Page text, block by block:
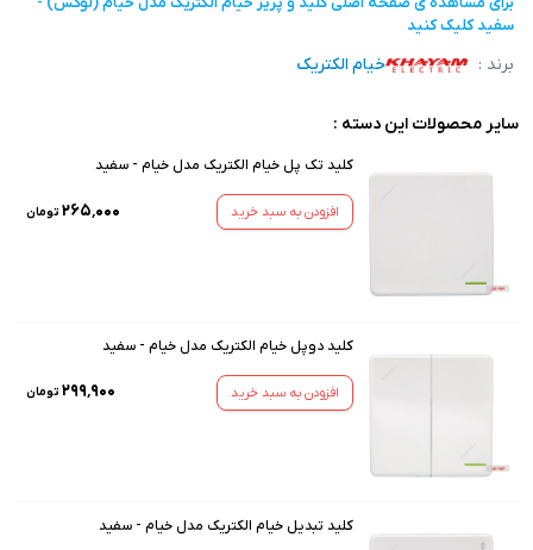
سفیدکلیک کنید
برند : خیام الکتریک
سایر محصولات این دسته :
کلید تک پل خیام الکتریک مدل خیام - سفید
افزودن به سبد خرید ۲۶۵٬۰۰۰ تومان
کلید دوپل خیام الکتریک مدل خیام - سفید
افزودن به سبد خرید ۲۹۹٬۹۰۰ تومان
کلید تبدیل خیام الکتریک مدل خیام - سفید